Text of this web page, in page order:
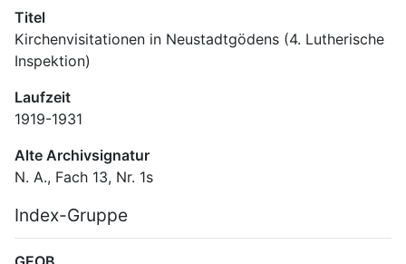
Titel
Kirchenvisitationen in Neustadtgödens (4. Lutherische
Inspektion)
Laufzeit
1919-1931
Alte Archivsignatur
N. A., Fach 13, Nr. 1s
Index-Gruppe